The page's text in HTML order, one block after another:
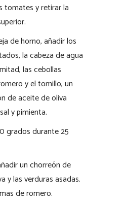
tomates y retirar la
de horno, añadir los
la cabeza de agua
las cebollas
y el tomillo, un
de aceite de oliva
y pimienta.
grados durante 25
un chorreón de
y las verduras asadas.
de romero.